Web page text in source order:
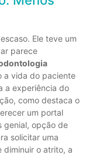
Ele teve um
parece
a vida do paciente
a experiência do
como destaca o
um portal
genial, opção de
solicitar uma
diminuir o atrito, a